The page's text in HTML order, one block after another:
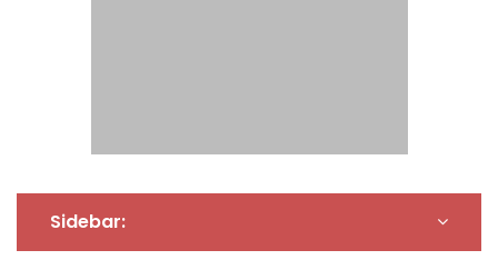
Sidebar: